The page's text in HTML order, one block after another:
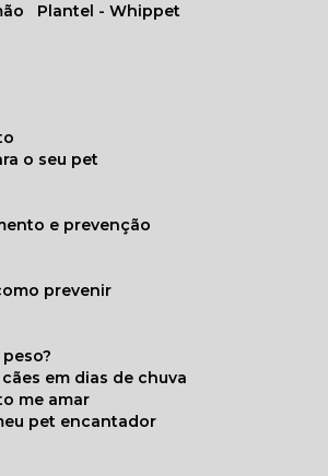
Plantel - Whippet
o seu pet
e prevenção
prevenir
cães em dias de chuva
me amar
pet encantador